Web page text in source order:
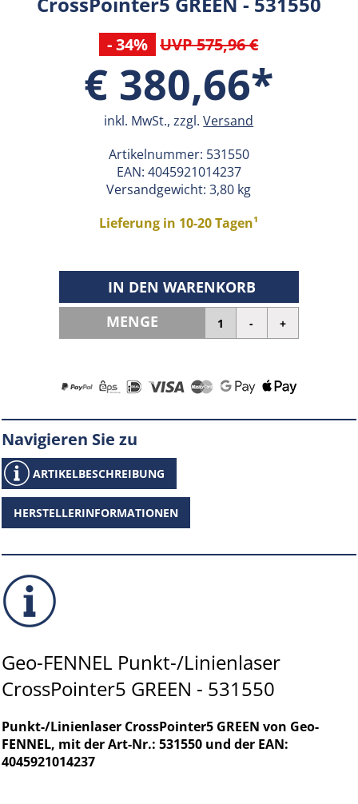
- 34% UVP 575,96 €
€ 380,66*
inkl. MwSt., zzgl.Versand
Artikelnummer: 531550
EAN: 4045921014237
Versandgewicht: 3,80 kg
Lieferung in 10-20 Tagen¹
IN DEN WARENKORB
MENGE
Navigieren Sie zu
ARTIKELBESCHREIBUNG
HERSTELLERINFORMATIONEN
Geo-FENNEL Punkt-/Linienlaser
CrossPointer5 GREEN - 531550
Punkt-/Linienlaser CrossPointer5 GREEN von Geo-
FENNEL, mit der Art-Nr.: 531550 und der EAN:
4045921014237